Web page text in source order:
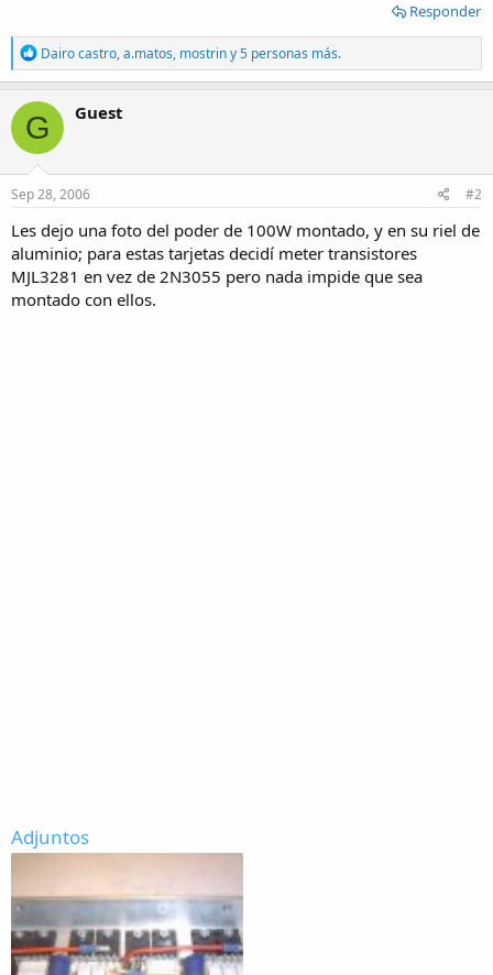
Responder
R
e
a
c
t
i
o
n
s
Dairo castro,a.matos, mostriny 5 personas más.
G Guest
Sep 28, 2006 #2
Les dejo una foto del poder de 100W montado, y en su riel de
aluminio; para estas tarjetas decidí meter transistores
MJL3281 en vez de 2N3055 pero nada impide que sea
montado con ellos.
Adjuntos